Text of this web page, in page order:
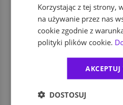
zniżki na firmowe produkty i
dodatkowe świadczenia
dofinansowanie wypoczynku
Korzystając z tej strony,
na używanie przez nas
cookie zgodnie z
polityki plików cookie.
DOSTOSUJ